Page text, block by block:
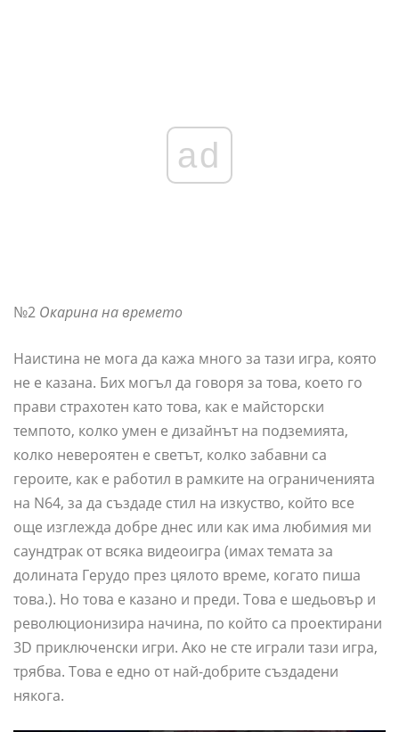
ad
№2 Окарина на времето
Наистина не мога да кажа много за тази игра, която
не е казана. Бих могъл да говоря за това, което го
прави страхотен като това, как е майсторски
темпото, колко умен е дизайнът на подземията,
колко невероятен е светът, колко забавни са
героите, как е работил в рамките на ограниченията
на N64, за да създаде стил на изкуство, който все
още изглежда добре днес или как има любимия ми
саундтрак от всяка видеоигра (имах темата за
долината Герудо през цялото време, когато пиша
това.). Но това е казано и преди. Това е шедьовър и
революционизира начина, по който са проектирани
3D приключенски игри. Ако не сте играли тази игра,
трябва. Това е едно от най-добрите създадени
някога.